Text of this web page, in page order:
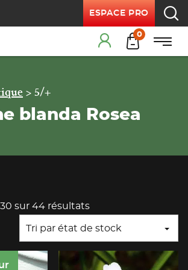
ESPACE PRO
Recherche
Menu principal
Menu
Cart
0
Products
> 5/+
blanda Rosea
sur 44 résultats
Tri par état de stock